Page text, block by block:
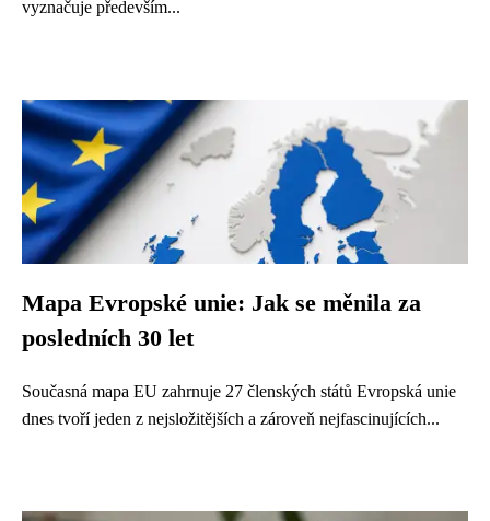
vyznačuje především...
Mapa Evropské unie: Jak se měnila za
posledních 30 let
Současná mapa EU zahrnuje 27 členských států Evropská unie
dnes tvoří jeden z nejsložitějších a zároveň nejfascinujících...